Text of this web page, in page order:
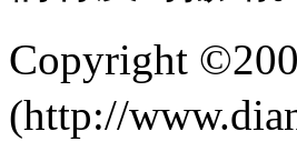
Copyright
(http://